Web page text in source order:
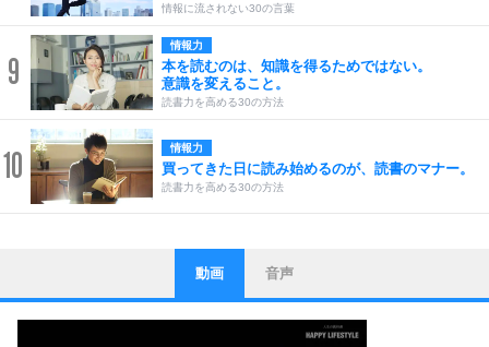
情報に流されない30の言葉
9
情報力
本を読むのは、知識を得るためではない。
意識を変えること。
読書力を高める30の方法
10 情報力
買ってきた日に読み始めるのが、読書のマナー。
読書力を高める30の方法
1
ストレス対策
他人と比べない。
いっそのこと、他人を見ない。
いらいらしない人になる30の方法
動画 音声